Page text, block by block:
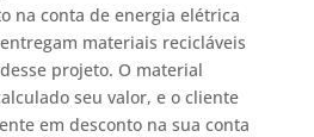
na conta de energia elétrica
materiais recicláveis
projeto. O material
seu valor, e o cliente
em desconto na sua conta